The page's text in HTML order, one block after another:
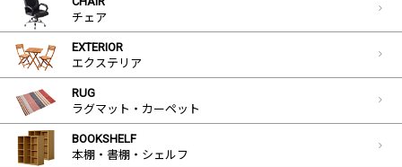
チェア
EXTERIOR
エクステリア
RUG
ラグマット・カーペット
BOOKSHELF
本棚・書棚・シェルフ